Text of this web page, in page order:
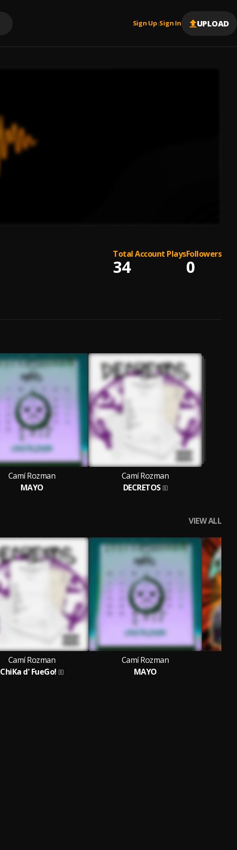
Sign Up |Sign In UPLOAD
Total Account Plays
34
Followers
0
Camí Rozman
MAYO
Camí Rozman
DECRETOS
VIEW ALL
Camí Rozman
ChiKa d' FueGo!
Camí Rozman
MAYO